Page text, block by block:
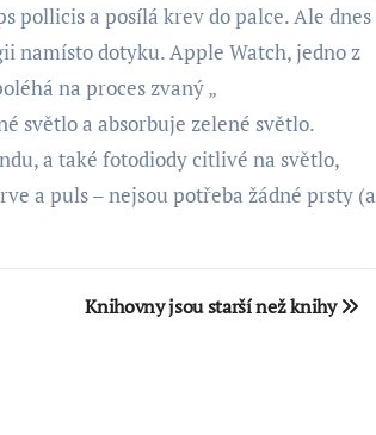
pollicis a posílá krev do palce. Ale dnes
namísto dotyku. Apple Watch, jedno z
na proces zvaný „
světlo a absorbuje zelené světlo.
a také fotodiody citlivé na světlo,
a puls – nejsou potřeba žádné prsty (a
Knihovny jsou starší než knihy